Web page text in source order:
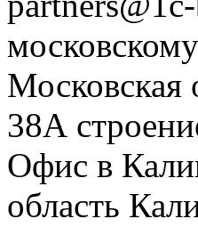
Московская
38А
Офис в
область